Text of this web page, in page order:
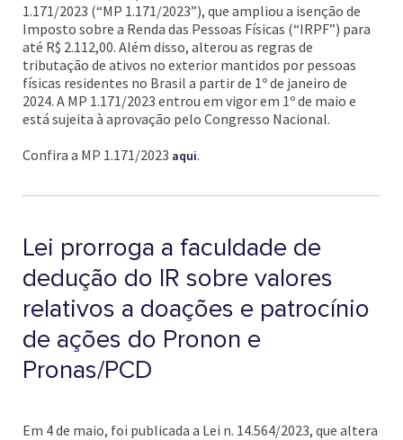
1.171/2023 (“MP 1.171/2023”), que ampliou a isenção de
Imposto sobre a Renda das Pessoas Físicas (“IRPF”) para
até R$ 2.112,00. Além disso, alterou as regras de
tributação de ativos no exterior mantidos por pessoas
físicas residentes no Brasil a partir de 1º de janeiro de
2024. A MP 1.171/2023 entrou em vigor em 1º de maio e
está sujeita à aprovação pelo Congresso Nacional.
Confira a MP 1.171/2023 aqui.
Lei prorroga a faculdade de
dedução do IR sobre valores
relativos a doações e patrocínio
de ações do Pronon e
Pronas/PCD
Em 4 de maio, foi publicada a Lei n. 14.564/2023, que altera